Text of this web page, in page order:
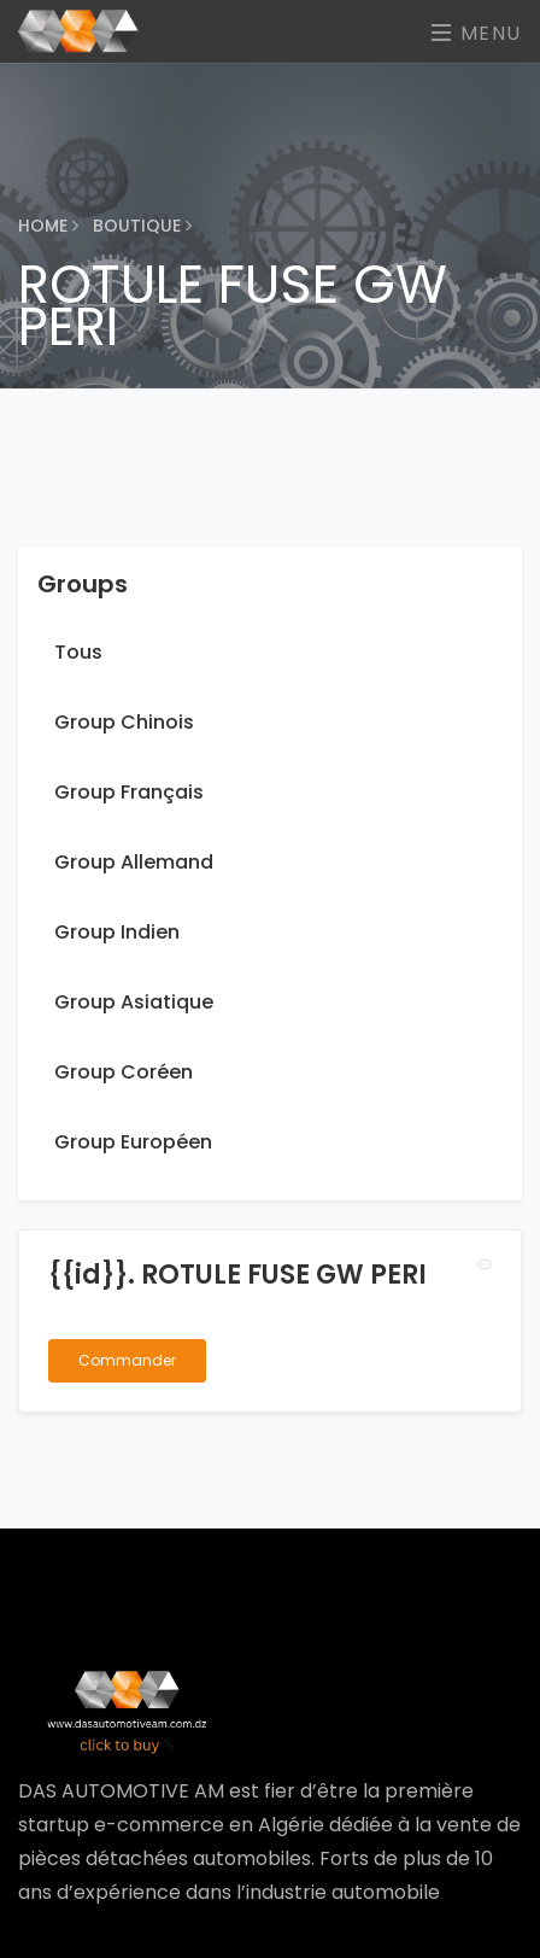
MENU
HOME BOUTIQUE
ROTULE FUSE GW
PERI
Groups
Tous
Group Chinois
Group Français
Group Allemand
Group Indien
Group Asiatique
Group Coréen
Group Européen
{{id}}. ROTULE FUSE GW PERI
Commander
DAS AUTOMOTIVE AM est fier d’être la première
startup e-commerce en Algérie dédiée à la vente de
pièces détachées automobiles. Forts de plus de 10
ans d’expérience dans l’industrie automobile